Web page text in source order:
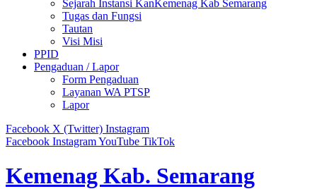
Sejarah Instansi KanKemenag Kab Semarang
Tugas dan Fungsi
Tautan
Visi Misi
PPID
Pengaduan / Lapor
Form Pengaduan
Layanan WA PTSP
Lapor
Facebook X (Twitter) Instagram
Facebook InstagramYouTube TikTok
Kemenag Kab. Semarang